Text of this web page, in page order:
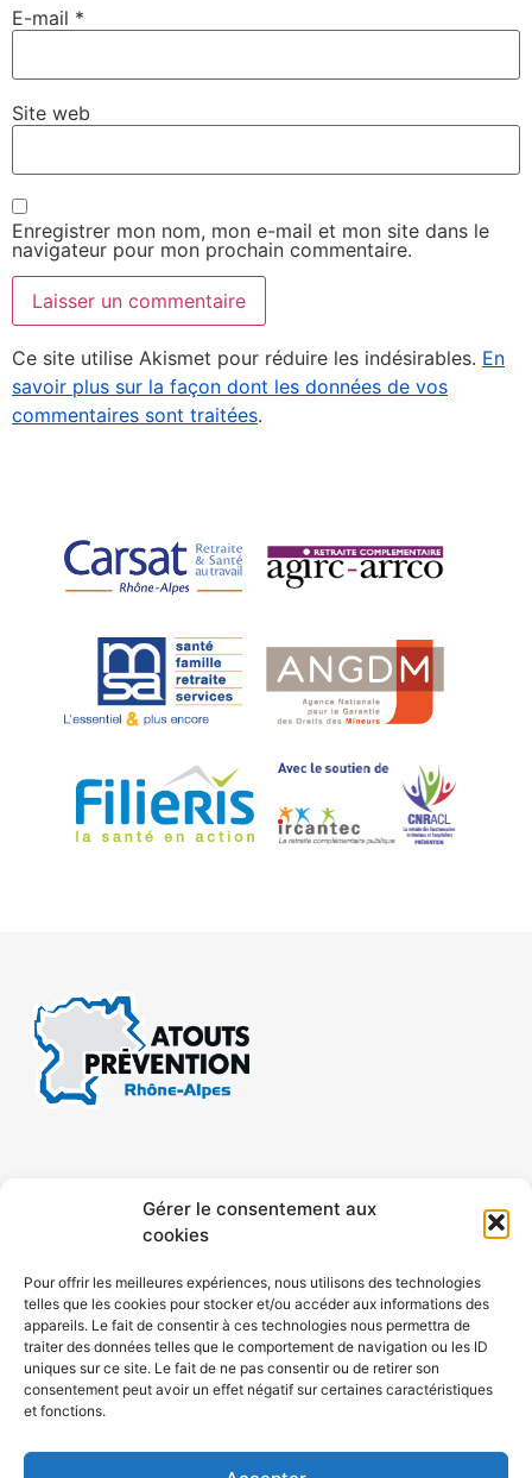
Gérer le consentement aux
cookies
Pour offrir les meilleures expériences, nous utilisons des technologies
telles que les cookies pour stocker et/ou accéder aux informations des
appareils. Le fait de consentir à ces technologies nous permettra de
traiter des données telles que le comportement de navigation ou les ID
uniques sur ce site. Le fait de ne pas consentir ou de retirer son
consentement peut avoir un effet négatif sur certaines caractéristiques
et fonctions.
E-mail *
Site web
Enregistrer mon nom, mon e-mail et mon site dans le
navigateur pour mon prochain commentaire.
Ce site utilise Akismet pour réduire les indésirables. En
savoir plus sur la façon dont les données de vos
commentaires sont traitées.
CONTACT MENTIONS LÉGALES
ACCESSIBILITÉ
POLITIQUE DE COOKIES (UE)